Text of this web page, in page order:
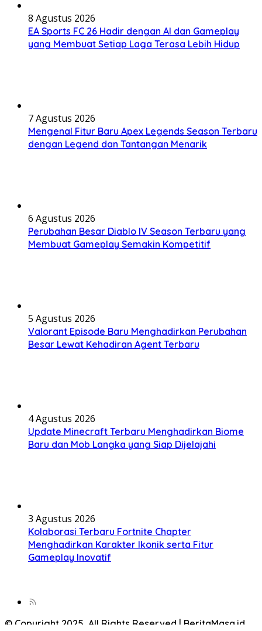
8 Agustus 2026
EA Sports FC 26 Hadir dengan AI dan Gameplay
yang Membuat Setiap Laga Terasa Lebih Hidup
7 Agustus 2026
Mengenal Fitur Baru Apex Legends Season Terbaru
dengan Legend dan Tantangan Menarik
6 Agustus 2026
Perubahan Besar Diablo IV Season Terbaru yang
Membuat Gameplay Semakin Kompetitif
5 Agustus 2026
Valorant Episode Baru Menghadirkan Perubahan
Besar Lewat Kehadiran Agent Terbaru
4 Agustus 2026
Update Minecraft Terbaru Menghadirkan Biome
Baru dan Mob Langka yang Siap Dijelajahi
3 Agustus 2026
Kolaborasi Terbaru Fortnite Chapter
Menghadirkan Karakter Ikonik serta Fitur
Gameplay Inovatif
© Copyright 2025, All Rights Reserved | BeritaMasa.id